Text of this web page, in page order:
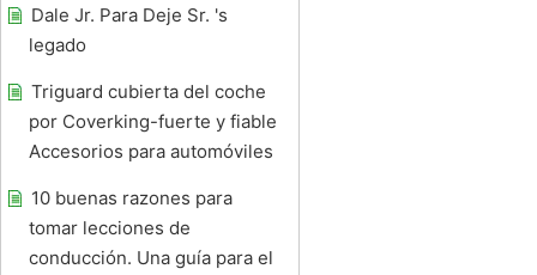
Dale Jr. Para Deje Sr. 's
legado
Triguard cubierta del coche
por Coverking-fuerte y fiable
Accesorios para automóviles
10 buenas razones para
tomar lecciones de
conducción. Una guía para el